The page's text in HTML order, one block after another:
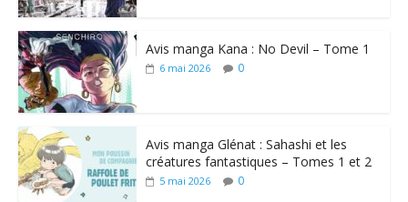
Avis manga Kana : No Devil – Tome 1
6 mai 2026 0
Avis manga Glénat : Sahashi et les
créatures fantastiques – Tomes 1 et 2
5 mai 2026 0